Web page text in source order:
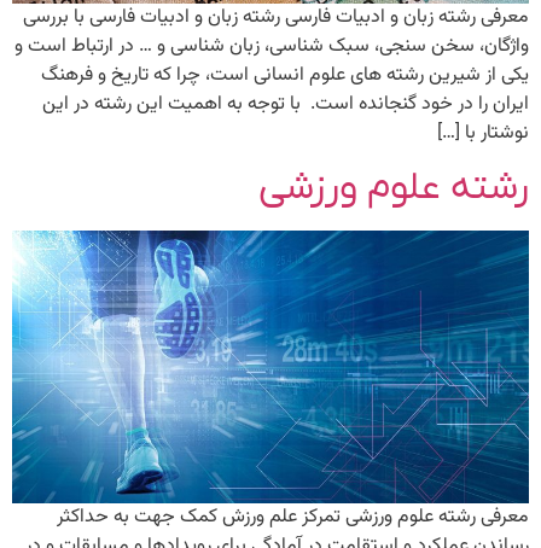
معرفی رشته زبان و ادبیات فارسی رشته زبان و ادبیات فارسی با بررسی
واژگان، سخن سنجی، سبک شناسی، زبان شناسی و … در ارتباط است و
یکی از شیرین رشته های علوم انسانی است، چرا که تاریخ و فرهنگ
ایران را در خود گنجانده است. با توجه به اهمیت این رشته در این
نوشتار با […]
رشته علوم ورزشی
معرفی رشته علوم ورزشی تمرکز علم ورزش کمک جهت به حداکثر